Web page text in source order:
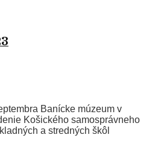
Banícke múzeum v
Košického samosprávneho
a stredných škôl